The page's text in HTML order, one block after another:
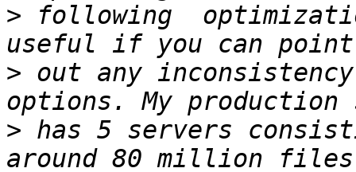
> following
> out any
> has 5 servers